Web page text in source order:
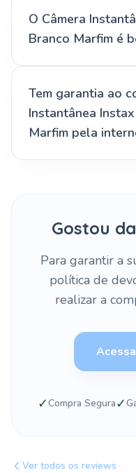
O Câmera
Branco Marfim é
Tem garantia ao
Instantânea
Marfim pela
Gostou
Para garantir a
política de
realizar a
✓Compra Segura✓
Ver todos os reviews